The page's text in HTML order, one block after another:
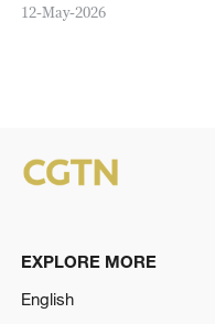
12-May-2026
EXPLORE MORE
English